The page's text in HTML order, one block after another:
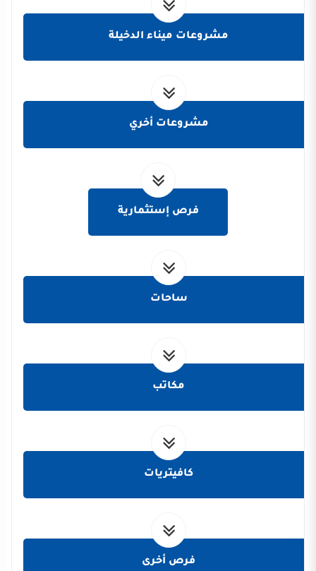
مشروعات ميناء الدخيلة
مشروعات أخري
فرص إستثمارية
ساحات
مكاتب
كافيتريات
فرص أخرى